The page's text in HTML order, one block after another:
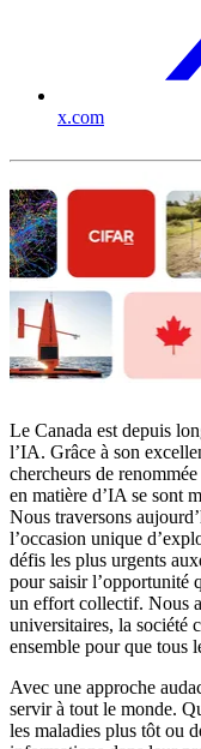
x.com
Le Canada est depuis
l’IA. Grâce à son
chercheurs de
en matière d’IA se sont
Nous traversons
l’occasion unique
défis les plus urgents
pour saisir l’opportunité
un effort collectif. Nous
universitaires, la société
ensemble pour que tous
Avec une approche
servir à tout le monde.
les maladies plus tôt ou